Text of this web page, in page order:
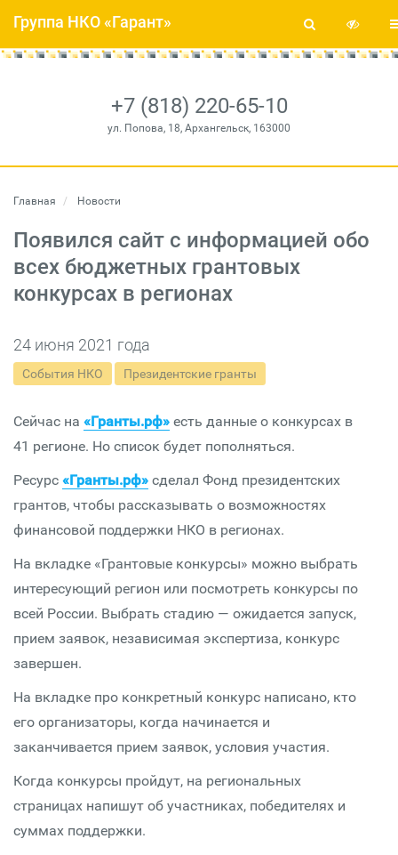
+7 (818) 220-65-10
ул. Попова, 18, Архангельск, 163000
Группа НКО «Гарант»
Главная Новости
Появился сайт с информацией обо
всех бюджетных грантовых
конкурсах в регионах
24 июня 2021 года
События НКО Президентские гранты
Сейчас на «Гранты.рф» есть данные о конкурсах в
41 регионе. Но список будет пополняться.
Ресурс «Гранты.рф» сделал Фонд президентских
грантов, чтобы рассказывать о возможностях
финансовой поддержки НКО в регионах.
На вкладке «Грантовые конкурсы» можно выбрать
интересующий регион или посмотреть конкурсы по
всей России. Выбрать стадию — ожидается запуск,
прием заявок, независимая экспертиза, конкурс
завершен.
На вкладке про конкретный конкурс написано, кто
его организаторы, когда начинается и
заканчивается прием заявок, условия участия.
Когда конкурсы пройдут, на региональных
страницах напишут об участниках, победителях и
суммах поддержки.